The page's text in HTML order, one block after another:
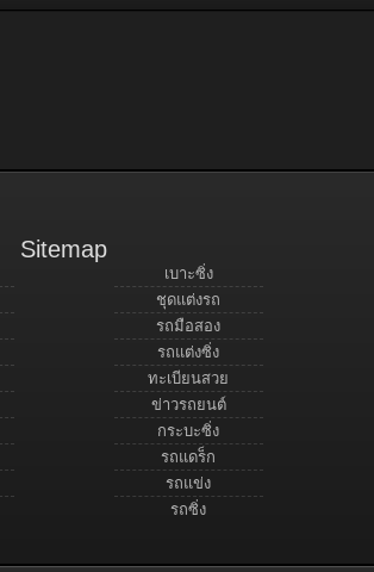
Sitemap
เบาะซิ่ง
ชุดแต่งรถ
รถมือสอง
รถแต่งซิ่ง
ทะเบียนสวย
ข่าวรถยนต์
กระบะซิ่ง
รถแดร็ก
รถแข่ง
รถซิ่ง